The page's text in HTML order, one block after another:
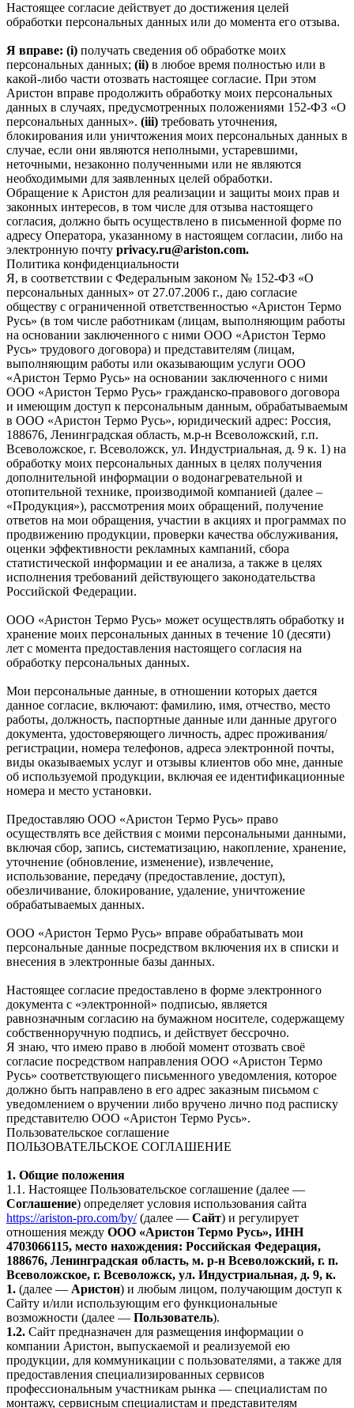
Настоящее согласие действует до достижения целей
обработки персональных данных или до момента его отзыва.
Я вправе: (i) получать сведения об обработке моих
персональных данных; (ii) в любое время полностью или в
какой-либо части отозвать настоящее согласие. При этом
Аристон вправе продолжить обработку моих персональных
данных в случаях, предусмотренных положениями 152-ФЗ «О
персональных данных». (iii) требовать уточнения,
блокирования или уничтожения моих персональных данных в
случае, если они являются неполными, устаревшими,
неточными, незаконно полученными или не являются
необходимыми для заявленных целей обработки.
Обращение к Аристон для реализации и защиты моих прав и
законных интересов, в том числе для отзыва настоящего
согласия, должно быть осуществлено в письменной форме по
адресу Оператора, указанному в настоящем согласии, либо на
электронную почту privacy.ru@ariston.com.
Политика конфиденциальности
Я, в соответствии с Федеральным законом № 152-ФЗ «О
персональных данных» от 27.07.2006 г., даю согласие
обществу с ограниченной ответственностью «Аристон Термо
Русь» (в том числе работникам (лицам, выполняющим работы
на основании заключенного с ними ООО «Аристон Термо
Русь» трудового договора) и представителям (лицам,
выполняющим работы или оказывающим услуги ООО
«Аристон Термо Русь» на основании заключенного с ними
ООО «Аристон Термо Русь» гражданско-правового договора
и имеющим доступ к персональным данным, обрабатываемым
в ООО «Аристон Термо Русь», юридический адрес: Россия,
188676, Ленинградская область, м.р-н Всеволожский, г.п.
Всеволожское, г. Всеволожск, ул. Индустриальная, д. 9 к. 1) на
обработку моих персональных данных в целях получения
дополнительной информации о водонагревательной и
отопительной технике, производимой компанией (далее –
«Продукция»), рассмотрения моих обращений, получение
ответов на мои обращения, участии в акциях и программах по
продвижению продукции, проверки качества обслуживания,
оценки эффективности рекламных кампаний, сбора
статистической информации и ее анализа, а также в целях
исполнения требований действующего законодательства
Российской Федерации.
ООО «Аристон Термо Русь» может осуществлять обработку и
хранение моих персональных данных в течение 10 (десяти)
лет с момента предоставления настоящего согласия на
обработку персональных данных.
Мои персональные данные, в отношении которых дается
данное согласие, включают: фамилию, имя, отчество, место
работы, должность, паспортные данные или данные другого
документа, удостоверяющего личность, адрес проживания/
регистрации, номера телефонов, адреса электронной почты,
виды оказываемых услуг и отзывы клиентов обо мне, данные
об используемой продукции, включая ее идентификационные
номера и место установки.
Предоставляю ООО «Аристон Термо Русь» право
осуществлять все действия с моими персональными данными,
включая сбор, запись, систематизацию, накопление, хранение,
уточнение (обновление, изменение), извлечение,
использование, передачу (предоставление, доступ),
обезличивание, блокирование, удаление, уничтожение
обрабатываемых данных.
ООО «Аристон Термо Русь» вправе обрабатывать мои
персональные данные посредством включения их в списки и
внесения в электронные базы данных.
Настоящее согласие предоставлено в форме электронного
документа с «электронной» подписью, является
равнозначным согласию на бумажном носителе, содержащему
собственноручную подпись, и действует бессрочно.
Я знаю, что имею право в любой момент отозвать своё
согласие посредством направления ООО «Аристон Термо
Русь» соответствующего письменного уведомления, которое
должно быть направлено в его адрес заказным письмом с
уведомлением о вручении либо вручено лично под расписку
представителю ООО «Аристон Термо Русь».
Пользовательское соглашение
ПОЛЬЗОВАТЕЛЬСКОЕ СОГЛАШЕНИЕ
1. Общие положения
1.1. Настоящее Пользовательское соглашение (далее —
Соглашение) определяет условия использования сайта
https://ariston-pro.com/by/(далее — Сайт) и регулирует
отношения между ООО «Аристон Термо Русь», ИНН
4703066115, место нахождения: Российская Федерация,
188676, Ленинградская область, м. р-н Всеволожский, г. п.
Всеволожское, г. Всеволожск, ул. Индустриальная, д. 9, к.
1. (далее — Аристон) и любым лицом, получающим доступ к
Сайту и/или использующим его функциональные
возможности (далее — Пользователь).
1.2. Сайт предназначен для размещения информации о
компании Аристон, выпускаемой и реализуемой ею
продукции, для коммуникации с пользователями, а также для
предоставления специализированных сервисов
профессиональным участникам рынка — специалистам по
монтажу, сервисным специалистам и представителям